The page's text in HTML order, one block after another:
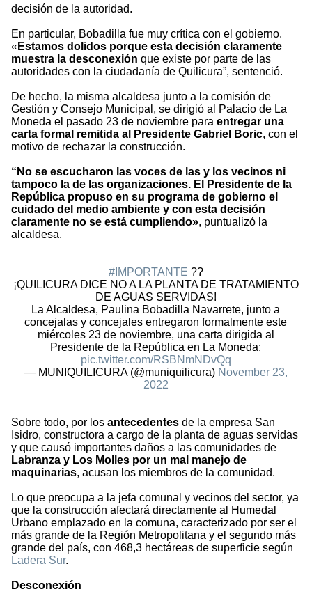
decisión de la autoridad.
En particular, Bobadilla fue muy crítica con el gobierno.
«Estamos dolidos porque esta decisión claramente
muestra la desconexión que existe por parte de las
autoridades con la ciudadanía de Quilicura”, sentenció.
De hecho, la misma alcaldesa junto a la comisión de
Gestión y Consejo Municipal, se dirigió al Palacio de La
Moneda el pasado 23 de noviembre para entregar una
carta formal remitida al Presidente Gabriel Boric, con el
motivo de rechazar la construcción.
“No se escucharon las voces de las y los vecinos ni
tampoco la de las organizaciones. El Presidente de la
República propuso en su programa de gobierno el
cuidado del medio ambiente y con esta decisión
claramente no se está cumpliendo», puntualizó la
alcaldesa.
#IMPORTANTE ??
¡QUILICURA DICE NO A LA PLANTA DE TRATAMIENTO
DE AGUAS SERVIDAS!
La Alcaldesa, Paulina Bobadilla Navarrete, junto a
concejalas y concejales entregaron formalmente este
miércoles 23 de noviembre, una carta dirigida al
Presidente de la República en La Moneda:
pic.twitter.com/RSBNmNDvQq
— MUNIQUILICURA (@muniquilicura) November 23,
2022
Sobre todo, por los antecedentes de la empresa San
Isidro, constructora a cargo de la planta de aguas servidas
y que causó importantes daños a las comunidades de
Labranza y Los Molles por un mal manejo de
maquinarias, acusan los miembros de la comunidad.
Lo que preocupa a la jefa comunal y vecinos del sector, ya
que la construcción afectará directamente al Humedal
Urbano emplazado en la comuna, caracterizado por ser el
más grande de la Región Metropolitana y el segundo más
grande del país, con 468,3 hectáreas de superficie según
Ladera Sur.
Desconexión